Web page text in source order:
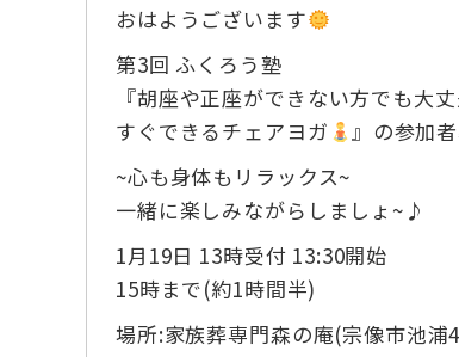
おはようございます
第3回 ふくろう塾
『胡座や正座ができない方でも大
すぐできるチェアヨガ
』の参加
~心も身体もリラックス~
一緒に楽しみながらしましょ~♪
1月19日 13時受付 13:30開始
15時まで(約1時間半)
場所:家族葬専門森の庵(宗像市池